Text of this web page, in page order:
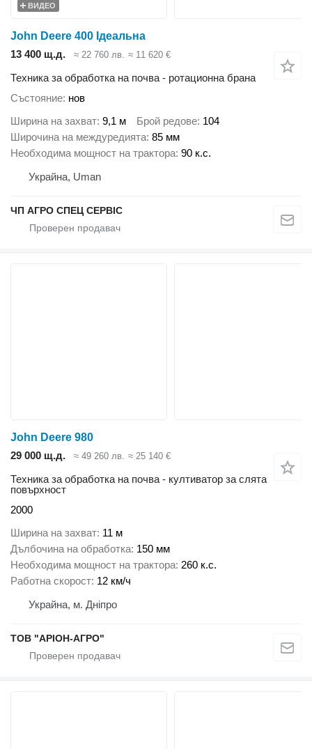
ВИДЕО
John Deere 400 Ідеальна
13 400 щ.д.
≈ 22 760 лв. ≈ 11 620 €
Техника за обработка на почва - ротационна брана
Състояние нов
Ширина на захват 9,1 м Брой редове 104
Широчина на междуредията 85 мм
Необходима мощност на трактора 90 к.с.
Украйна, Uman
ЧП АГРО СПЕЦ СЕРВІС
John Deere 980
29 000 щ.д.
≈ 49 260 лв. ≈ 25 140 €
Техника за обработка на почва - култиватор за слята
повърхност
2000
Ширина на захват 11 м
Дълбочина на обработка 150 мм
Необходима мощност на трактора 260 к.с.
Работна скорост 12 км/ч
Украйна, м. Дніпро
ТОВ "АРІОН-АГРО"